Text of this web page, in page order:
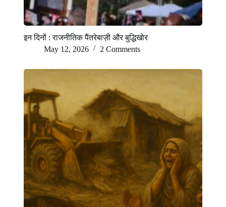
इन दिनों : राजनीतिक पैंतरेबाज़ी और बुद्धिखोर
May 12, 2026
2 Comments